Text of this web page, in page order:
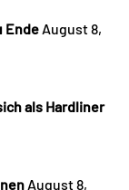
Ende August 8,
als Hardliner
August 8,